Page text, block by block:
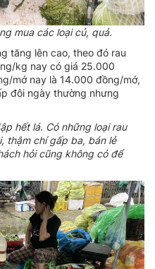
mua các loại củ, quả.
tăng lên cao, theo đó rau
kg nay có giá 25.000
mớ nay là 14.000 đồng/mớ,
đôi ngày thường nhưng
hết lá. Có những loại rau
thậm chí gấp ba, bán lẻ
hỏi cũng không có để